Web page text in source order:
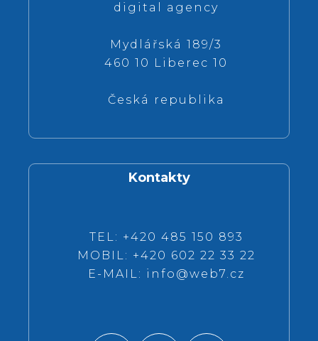
digital agency
Mydlářská 189/3
460 10 Liberec 10
Česká republika
Kontakty
TEL: +420 485 150 893
MOBIL: +420 602 22 33 22
E-MAIL: info@web7.cz